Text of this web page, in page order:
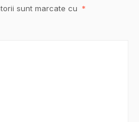
sunt marcate cu *